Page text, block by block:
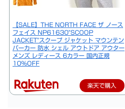
【SALE】THE NORTH FACE ザ ノース
フェイス NP61630"SCOOP
JACKET"スクープ ジャケット マウンテン
パーカー 防水 シェル アウトドア アウター
メンズ レディース 6カラー 国内正規
10%OFF
楽天で購入